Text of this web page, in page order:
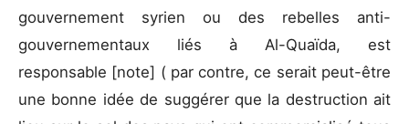
gouvernement syrien ou des rebelles anti-
gouvernementaux liés à Al-Quaïda, est
responsable [note] ( par contre, ce serait peut-être
une bonne idée de suggérer que la destruction ait